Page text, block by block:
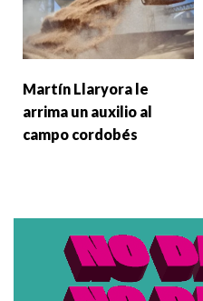
Martín Llaryora le
arrima un auxilio al
campo cordobés